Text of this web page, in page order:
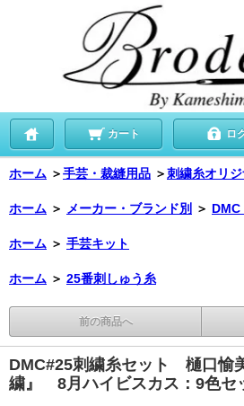
カート ロ
ホーム ＞手芸・裁縫用品 ＞刺繍糸オリ
ホーム ＞ メーカー・ブランド別 ＞ DMC
ホーム ＞ 手芸キット
ホーム ＞ 25番刺しゅう糸
前の商品へ
DMC#25刺繍糸セット 樋口愉
繍』 8月ハイビスカス：9色セ